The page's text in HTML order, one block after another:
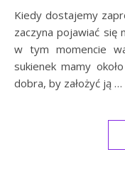
Kiedy dostajemy
zaczyna pojawiać się
w tym momencie
sukienek mamy
dobra, by założyć ją …